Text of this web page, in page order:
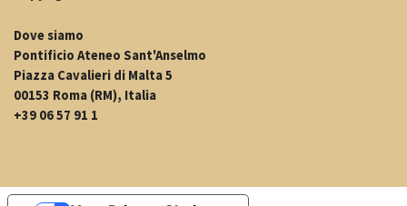
Dove siamo
Pontificio Ateneo Sant'Anselmo
Piazza Cavalieri di Malta 5
00153 Roma (RM), Italia
+39 06 57 91 1